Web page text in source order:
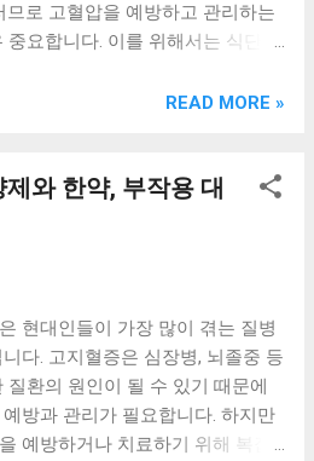
콘 멀티페어링 스마트폰 태블릿
보드, BK-500SB, 일반형, 블랙 유
므로 고혈압을 예방하고 관리하는
중요합니다. 이를 위해서는 식단
영양소 섭취는 고혈압 예방 및 관리
니다. 더불어, 고지혈증과 고혈압
리하는 방법도 소개할 예정입니다.
of Contents ] 고혈압을 예방하
데 효과적인 식단 관리 방법 고혈
데 도움이 되는 영양제와 관리 방
과 고혈압을 함께 관리하는 방법
압을 예방하고 관리하는데 효과
READ MORE »
와 한약, 부작용 대
현대인들이 가장 많이 겪는 질병
다. 고지혈증은 심장병, 뇌졸중 등
질환의 원인이 될 수 있기 때문에
방과 관리가 필요합니다. 하지만
예방하거나 치료하기 위해 복잡